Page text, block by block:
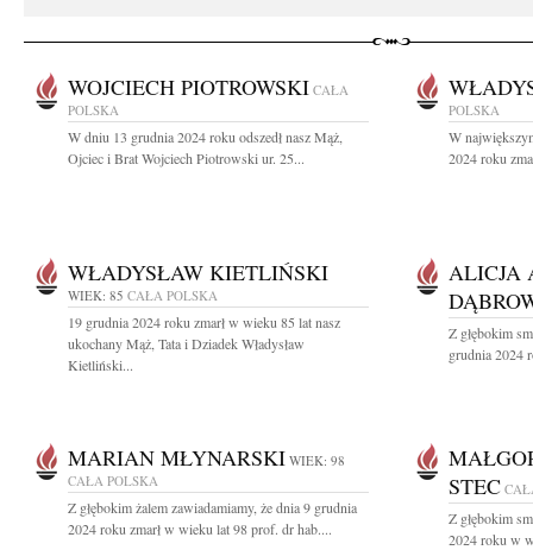
WOJCIECH PIOTROWSKI CAŁA
POLSKA
W dniu 13 grudnia 2024 roku odszedł nasz Mąż,
Ojciec i Brat Wojciech Piotrowski ur. 25...
POLSKA
W
2024 roku
WŁADYSŁAW KIETLIŃSKI
WIEK: 85 CAŁA POLSKA
19 grudnia 2024 roku zmarł w wieku 85 lat nasz
ukochany Mąż, Tata i Dziadek Władysław
Kietliński...
ALICJA
Z głębokim
grudnia 2024
MARIAN MŁYNARSKI WIEK: 98
CAŁA POLSKA
Z głębokim żalem zawiadamiamy, że dnia 9 grudnia
2024 roku zmarł w wieku lat 98 prof. dr hab....
STEC
Z głębokim
2024 roku w